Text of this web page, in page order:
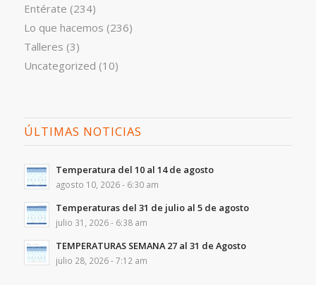
Entérate (234)
Lo que hacemos (236)
Talleres (3)
Uncategorized (10)
ÚLTIMAS NOTICIAS
Temperatura del 10 al 14 de agosto
agosto 10, 2026 - 6:30 am
Temperaturas del 31 de julio al 5 de agosto
julio 31, 2026 - 6:38 am
TEMPERATURAS SEMANA 27 al 31 de Agosto
julio 28, 2026 - 7:12 am